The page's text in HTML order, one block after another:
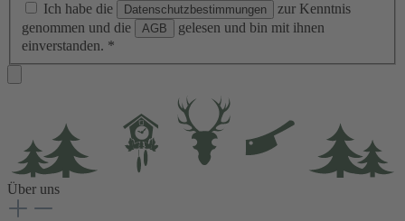
Ich habe die Datenschutzbestimmungen
zur Kenntnis
genommen und die
AGB
gelesen und bin mit ihnen
einverstanden. *
Über uns